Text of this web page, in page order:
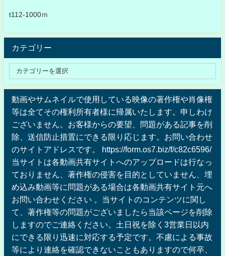
t112-1000ｍ
カテゴリー
動画やサムネイルで使用している映像の著作権や肖像権
等は全てその権利所有者様に帰属いたします。申しわけ
ございません。お客様からの要望、問題がある記事を削
除、送信防止措置にできる限り応じます。お問い合わせ
のサイトアドレスです。 https://form.os7.biz/f/c82c6596/
当サイトは各動画共有サイトへのアップロードは行なっ
ておりません、著作権の侵害を目的としていません、埋
め込み動画等に問題がある場合は各動画共有サイト元へ
お問い合わせください 。当サイトのコンテンツに関し
て、著作権等の問題がございましたら当該ページを削除
しますのでご連絡ください。土日祝を除く3営業日以内
にできる限り迅速に対応する予定です。不慮による事故
等により連絡を確認できないこともありますので何卒、